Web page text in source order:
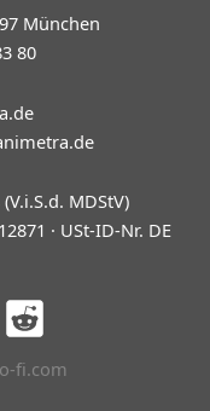
München
80
MDStV)
· USt-ID-Nr. DE